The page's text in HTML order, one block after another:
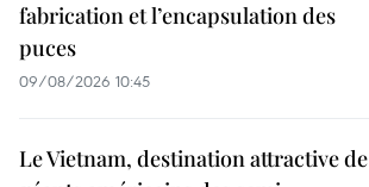
fabrication et l’encapsulation des
puces
09/08/2026 10:45
Le Vietnam, destination attractive de